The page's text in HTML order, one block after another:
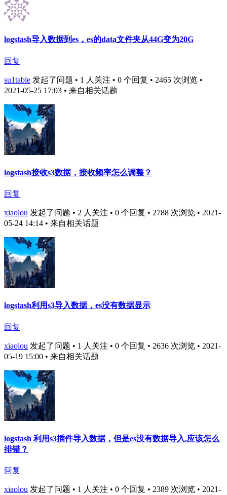
logstash导入数据到es，es的data文件夹从44G变为20G
回复
su1table 发起了问题 • 1 人关注 • 0 个回复 • 2465 次浏览 •
2021-05-25 17:03 • 来自相关话题
logstash接收s3数据，接收频率怎么调整？
回复
xiaolou 发起了问题 • 2 人关注 • 0 个回复 • 2788 次浏览 • 2021-
05-24 14:14 • 来自相关话题
logstash利用s3导入数据，es没有数据显示
回复
xiaolou 发起了问题 • 1 人关注 • 0 个回复 • 2636 次浏览 • 2021-
05-19 15:00 • 来自相关话题
logstash 利用s3插件导入数据，但是es没有数据导入,应该怎么
排错？
回复
xiaolou 发起了问题 • 1 人关注 • 0 个回复 • 2389 次浏览 • 2021-